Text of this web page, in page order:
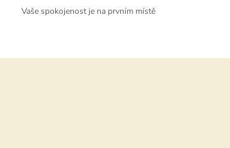
Vaše spokojenost je na prvním místě